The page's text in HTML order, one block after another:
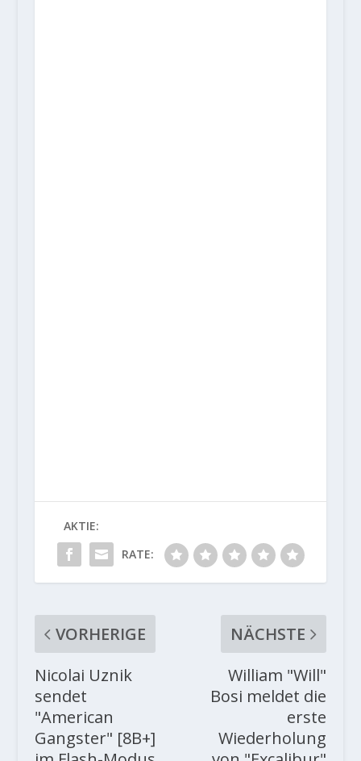
AKTIE:
RATE:
VORHERIGE
Nicolai Uznik
sendet
"American
Gangster" [8B+]
NÄCHSTE
William "Will"
Bosi meldet die
erste
Wiederholung